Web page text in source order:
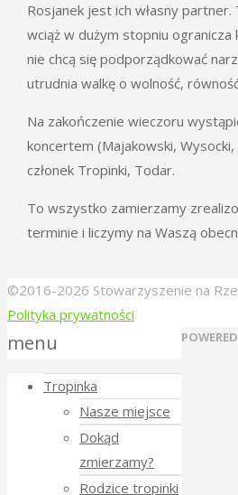
Rosjanek jest ich własny partner.
wciąż w dużym stopniu
nie chcą się podporządkować
utrudnia walkę o wolność,
Na zakończenie wieczoru
koncertem (Majakowski,
członek Tropinki, Todar.
To wszystko zamierzamy
terminie i liczymy na Waszą
©2016-2026 Stowarzyszenie na
Polityka prywatności
Back
Top
menu
Tropinka
Nasze miejsce
Dokąd
zmierzamy?
Rodzice tropinki